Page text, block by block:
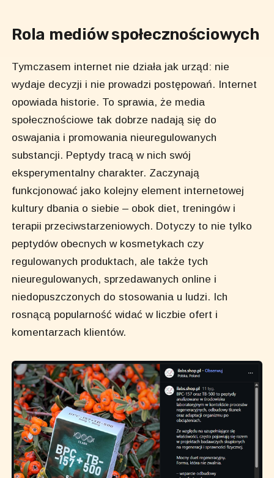
Rola mediów społecznościowych
Tymczasem internet nie działa jak urząd: nie
wydaje decyzji i nie prowadzi postępowań. Internet
opowiada historie. To sprawia, że media
społecznościowe tak dobrze nadają się do
oswajania i promowania nieuregulowanych
substancji. Peptydy tracą w nich swój
eksperymentalny charakter. Zaczynają
funkcjonować jako kolejny element internetowej
kultury dbania o siebie – obok diet, treningów i
terapii przeciwstarzeniowych. Dotyczy to nie tylko
peptydów obecnych w kosmetykach czy
regulowanych produktach, ale także tych
nieuregulowanych, sprzedawanych online i
niedopuszczonych do stosowania u ludzi. Ich
rosnącą popularność widać w liczbie ofert i
komentarzach klientów.